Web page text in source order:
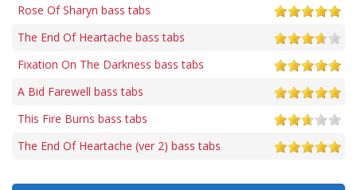
Rose Of Sharyn bass tabs
The End Of Heartache bass tabs
Fixation On The Darkness bass tabs
A Bid Farewell bass tabs
This Fire Burns bass tabs
The End Of Heartache (ver 2) bass tabs